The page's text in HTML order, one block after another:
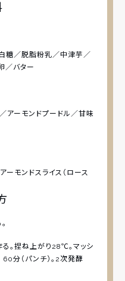
糖／脱脂粉乳／中津芋／
／バター
アーモンドプードル／甘味
モンドスライス（ロース
捏ね上がり28℃。マッシ
分（パンチ）。2次発酵